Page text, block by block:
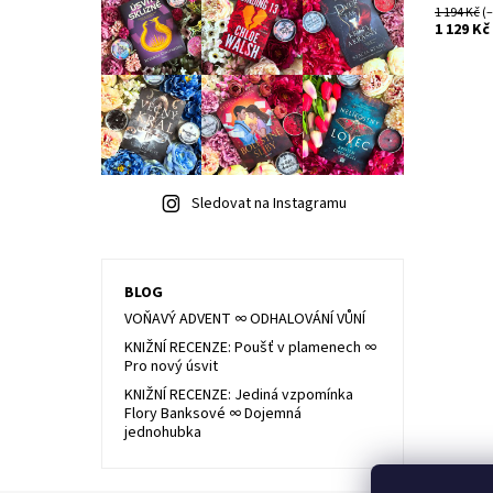
1 194 Kč
1 129 Kč
Sledovat na Instagramu
BLOG
VOŇAVÝ ADVENT ∞ ODHALOVÁNÍ VŮNÍ
KNIŽNÍ RECENZE: Poušť v plamenech ∞
Pro nový úsvit
KNIŽNÍ RECENZE: Jediná vzpomínka
Flory Banksové ∞ Dojemná
jednohubka